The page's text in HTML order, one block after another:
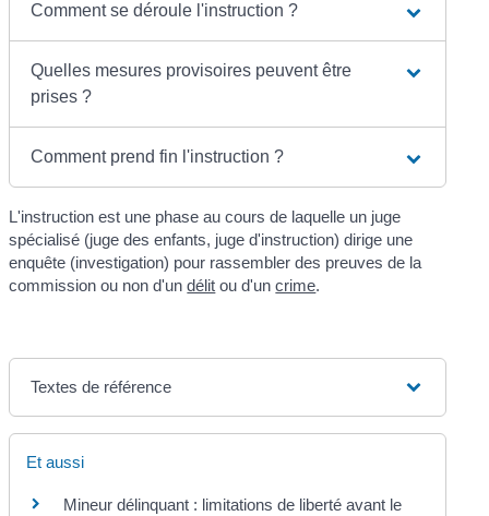
Comment se déroule l'instruction ?
Quelles mesures provisoires peuvent être
prises ?
Comment prend fin l'instruction ?
L'instruction est une phase au cours de laquelle un juge
spécialisé (juge des enfants, juge d'instruction) dirige une
enquête (investigation) pour rassembler des preuves de la
commission ou non d'undélit ou d'uncrime.
Textes de référence
Et aussi
Mineur délinquant : limitations de liberté avant le